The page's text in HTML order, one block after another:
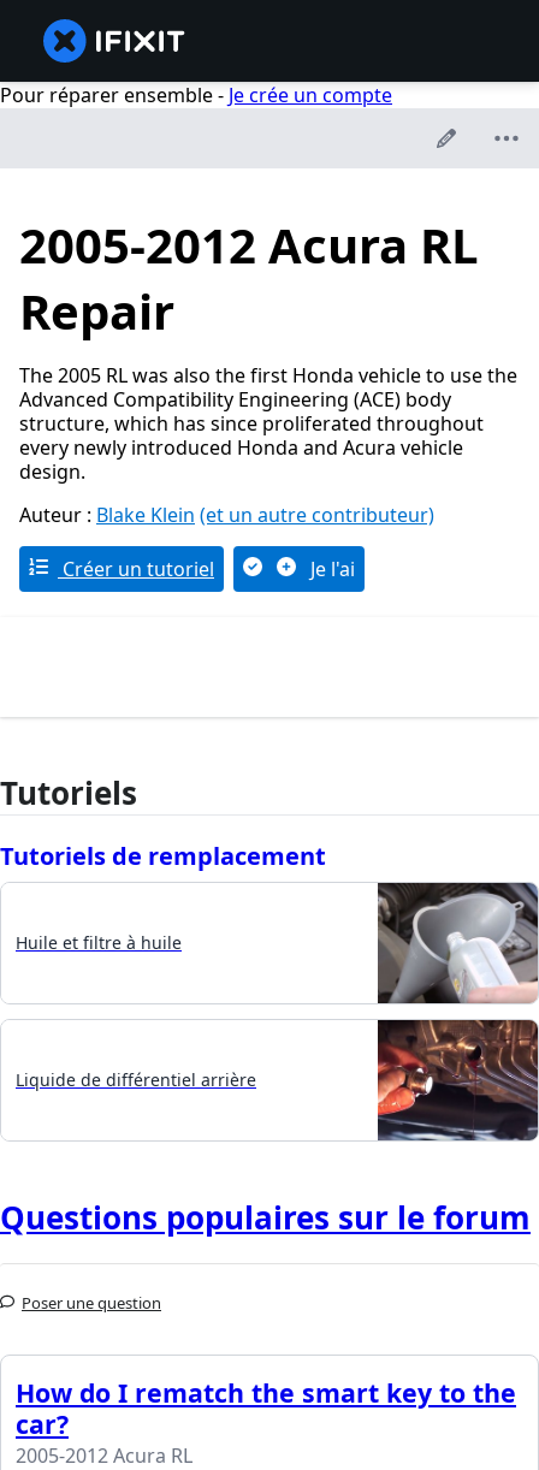
Pour réparer ensemble - Je crée un compte
2005-2012 Acura RL
Repair
The 2005 RL was also the first Honda vehicle to use the
Advanced Compatibility Engineering (ACE) body
structure, which has since proliferated throughout
every newly introduced Honda and Acura vehicle
design.
Auteur : Blake Klein (et un autre contributeur)
Créer un tutoriel Je l'ai
Tutoriels
Tutoriels de remplacement
Huile et filtre à huile
Liquide de différentiel arrière
Questions populaires sur le forum
Poser une question
How do I rematch the smart key to the
car?
2005-2012 Acura RL